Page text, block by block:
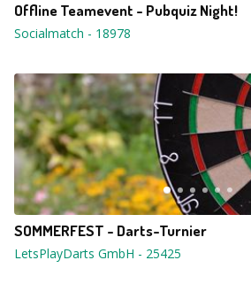
Offline Teamevent - Pubquiz Night!
Socialmatch - 18978
SOMMERFEST - Darts-Turnier
LetsPlayDarts GmbH - 25425